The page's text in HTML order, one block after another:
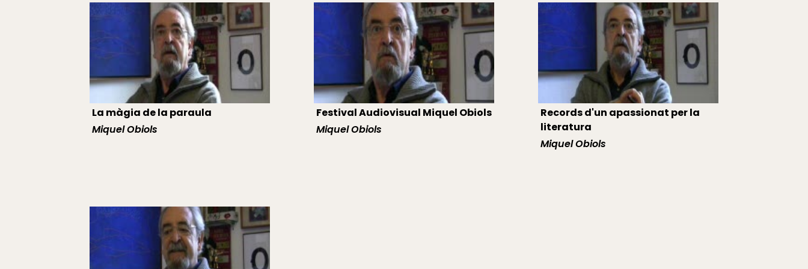
La màgia de la paraula
Miquel Obiols
Festival Audiovisual Miquel Obiols
Miquel Obiols
Records d'un apassionat per la
literatura
Miquel Obiols